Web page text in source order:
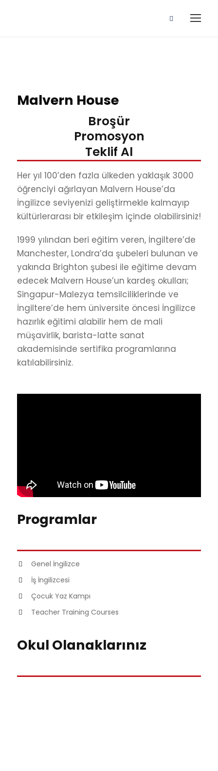
Malvern House
Broşür
Promosyon
Teklif Al
Her yıl 100’den fazla ülkeden yaklaşık 3000
öğrenciyi ağırlayan Malvern House’da
İngilizce seviyenizi geliştirmekle kalmayıp
kültürlerarası bir etkileşim içinde olabilirsiniz!
1999 yılından beri eğitim veren, İngiltere’de
Manchester, Londra’da şubeleri bulunan ve
yakında Brighton şubesi ile eğitime devam
edecek Malvern House’un kardeş okulları;
Singapur-Malezya temsilciliklerinde ve
İngiltere’de hem üniversite öncesi İngilizce
hazırlık eğitimi alabilir hem de mali
müşavirlik, barista-latte sanat
akademisinde sertifika programlarına
katılabilirsiniz.
Programlar
Genel İngilizce
İş İngilizcesi
Çocuk Yaz Kampı
Teacher Training Courses
Okul Olanaklarınız